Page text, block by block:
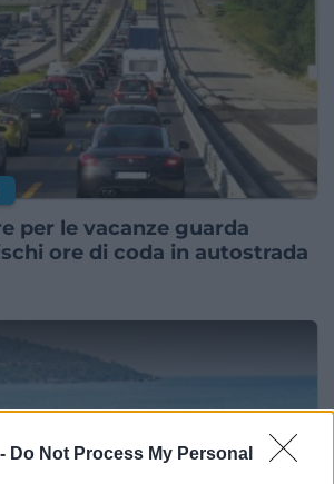
Do Not Process My Personal
per le vacanze guarda
ore di coda in autostrada